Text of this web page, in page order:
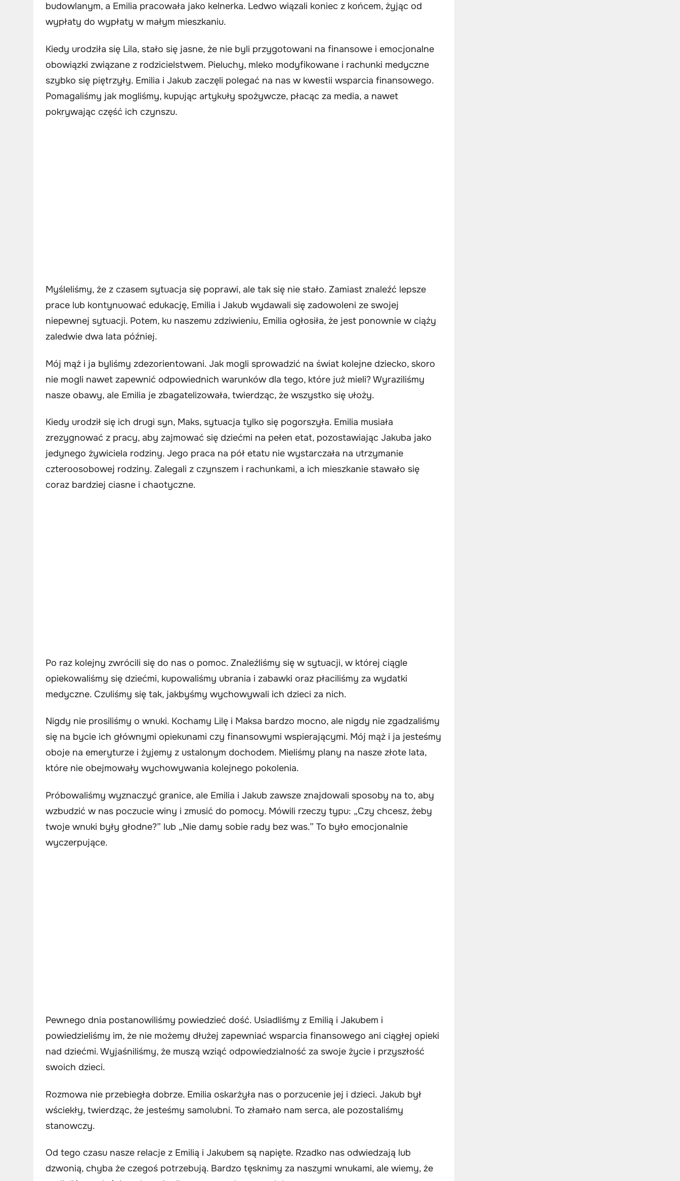
budowlanym, a Emilia pracowała jako kelnerka. Ledwo wiązali koniec z końcem, żyjąc od
wypłaty do wypłaty w małym mieszkaniu.
Kiedy urodziła się Lila, stało się jasne, że nie byli przygotowani na finansowe i emocjonalne
obowiązki związane z rodzicielstwem. Pieluchy, mleko modyfikowane i rachunki medyczne
szybko się piętrzyły. Emilia i Jakub zaczęli polegać na nas w kwestii wsparcia finansowego.
Pomagaliśmy jak mogliśmy, kupując artykuły spożywcze, płacąc za media, a nawet
pokrywając część ich czynszu.
Myśleliśmy, że z czasem sytuacja się poprawi, ale tak się nie stało. Zamiast znaleźć lepsze
prace lub kontynuować edukację, Emilia i Jakub wydawali się zadowoleni ze swojej
niepewnej sytuacji. Potem, ku naszemu zdziwieniu, Emilia ogłosiła, że jest ponownie w ciąży
zaledwie dwa lata później.
Mój mąż i ja byliśmy zdezorientowani. Jak mogli sprowadzić na świat kolejne dziecko, skoro
nie mogli nawet zapewnić odpowiednich warunków dla tego, które już mieli? Wyraziliśmy
nasze obawy, ale Emilia je zbagatelizowała, twierdząc, że wszystko się ułoży.
Kiedy urodził się ich drugi syn, Maks, sytuacja tylko się pogorszyła. Emilia musiała
zrezygnować z pracy, aby zajmować się dziećmi na pełen etat, pozostawiając Jakuba jako
jedynego żywiciela rodziny. Jego praca na pół etatu nie wystarczała na utrzymanie
czteroosobowej rodziny. Zalegali z czynszem i rachunkami, a ich mieszkanie stawało się
coraz bardziej ciasne i chaotyczne.
Po raz kolejny zwrócili się do nas o pomoc. Znaleźliśmy się w sytuacji, w której ciągle
opiekowaliśmy się dziećmi, kupowaliśmy ubrania i zabawki oraz płaciliśmy za wydatki
medyczne. Czuliśmy się tak, jakbyśmy wychowywali ich dzieci za nich.
Nigdy nie prosiliśmy o wnuki. Kochamy Lilę i Maksa bardzo mocno, ale nigdy nie zgadzaliśmy
się na bycie ich głównymi opiekunami czy finansowymi wspierającymi. Mój mąż i ja jesteśmy
oboje na emeryturze i żyjemy z ustalonym dochodem. Mieliśmy plany na nasze złote lata,
które nie obejmowały wychowywania kolejnego pokolenia.
Próbowaliśmy wyznaczyć granice, ale Emilia i Jakub zawsze znajdowali sposoby na to, aby
wzbudzić w nas poczucie winy i zmusić do pomocy. Mówili rzeczy typu: „Czy chcesz, żeby
twoje wnuki były głodne?” lub „Nie damy sobie rady bez was.” To było emocjonalnie
wyczerpujące.
Pewnego dnia postanowiliśmy powiedzieć dość. Usiadliśmy z Emilią i Jakubem i
powiedzieliśmy im, że nie możemy dłużej zapewniać wsparcia finansowego ani ciągłej opieki
nad dziećmi. Wyjaśniliśmy, że muszą wziąć odpowiedzialność za swoje życie i przyszłość
swoich dzieci.
Rozmowa nie przebiegła dobrze. Emilia oskarżyła nas o porzucenie jej i dzieci. Jakub był
wściekły, twierdząc, że jesteśmy samolubni. To złamało nam serca, ale pozostaliśmy
stanowczy.
Od tego czasu nasze relacje z Emilią i Jakubem są napięte. Rzadko nas odwiedzają lub
dzwonią, chyba że czegoś potrzebują. Bardzo tęsknimy za naszymi wnukami, ale wiemy, że